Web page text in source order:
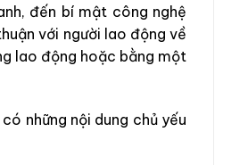
đến bí mật công nghệ
với người lao động về
lao động hoặc bằng một
những nội dung chủ yếu